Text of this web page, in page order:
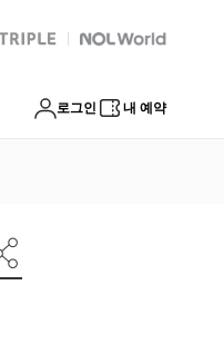
트리플 Global Interpark
로그인 내 예약